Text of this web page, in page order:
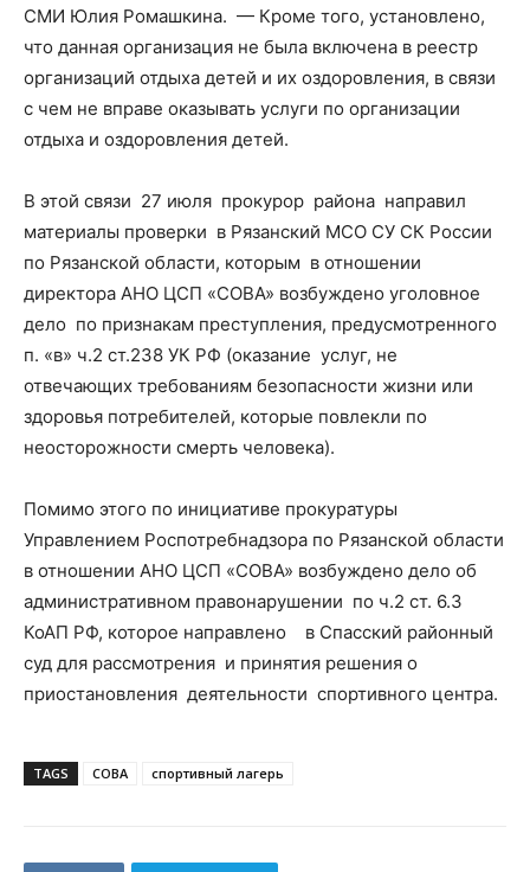
СМИ Юлия Ромашкина. — Кроме того, установлено,
что данная организация не была включена в реестр
организаций отдыха детей и их оздоровления, в связи
с чем не вправе оказывать услуги по организации
отдыха и оздоровления детей.
В этой связи 27 июля прокурор района направил
материалы проверки в Рязанский МСО СУ СК России
по Рязанской области, которым в отношении
директора АНО ЦСП «СОВА» возбуждено уголовное
дело по признакам преступления, предусмотренного
п. «в» ч.2 ст.238 УК РФ (оказание услуг, не
отвечающих требованиям безопасности жизни или
здоровья потребителей, которые повлекли по
неосторожности смерть человека).
Помимо этого по инициативе прокуратуры
Управлением Роспотребнадзора по Рязанской области
в отношении АНО ЦСП «СОВА» возбуждено дело об
административном правонарушении по ч.2 ст. 6.3
КоАП РФ, которое направлено в Спасский районный
суд для рассмотрения и принятия решения о
приостановления деятельности спортивного центра.
TAGS СОВА спортивный лагерь